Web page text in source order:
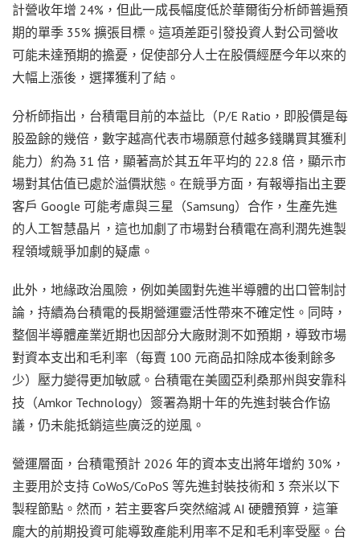
計營收年增 24%，但此一成長幅度低於華爾街分析師普遍預
期的單季 35% 擴張目標。這項差距引發投資人對公司營收
可能未達預期的擔憂，促使部分人士在股價經歷今年以來的
大幅上漲後，選擇獲利了結。
分析師指出，台積電目前的本益比（P/E Ratio，即股價是每
股盈餘的幾倍，數字越高代表市場願意付越多錢購買其獲利
能力）約為 31 倍，顯著高於其五年平均的 22.8 倍，顯示市
場對其估值已處於溢價狀態。在競爭方面，有報導指出主要
客戶 Google 可能考慮與三星（Samsung）合作，生產先進
的人工智慧晶片，這也加劇了市場對台積電在高利潤先進製
程領域競爭加劇的疑慮。
此外，地緣政治風險，例如美國對先進半導體的出口管制討
論，持續為台積電的長期營運靈活性帶來不確定性。同時，
整個半導體產業近期也因部分大廠財測不如預期，導致市場
對資本支出和毛利率（每賣 100 元商品扣除成本後剩餘多
少）壓力變得更加敏感。台積電在美國亞利桑那州與安靠科
技（Amkor Technology）簽署為期十年的先進封裝合作協
議，仍未能抵銷這些廣泛的逆風。
營運層面，台積電預計 2026 年的資本支出將年增約 30%，
主要用於支持 CoWoS/CoPoS 等先進封裝技術和 3 奈米以下
製程節點。然而，若主要客戶突然縮減 AI 硬體預算，這筆
龐大的前期投資可能導致產能利用率不足和毛利率受壓。台